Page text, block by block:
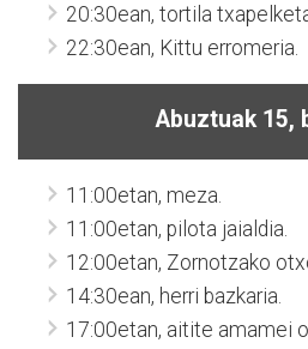
20:30ean, tortila
22:30ean, Kittu erromeria.
Abuztuak 15,
11:00etan, meza.
11:00etan, pilota jaialdia.
12:00etan, Zornotzako
14:30ean, herri bazkaria.
17:00etan, aitite amamei